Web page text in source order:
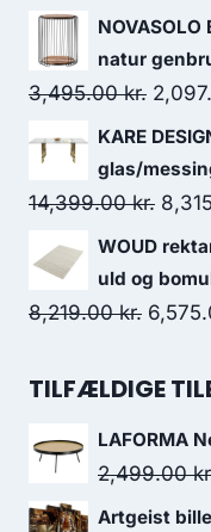
natur
3,495.00kr.
KARE
glas/
14,399.00kr.
WOUD
uld og
8,219.00kr.
TILFÆLDIGE
LAFORMA
2,499.00
Artgeist